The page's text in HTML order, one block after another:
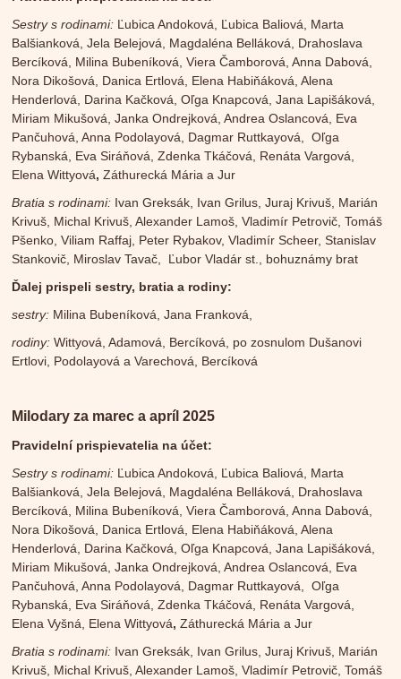
Sestry s rodinami: Ľubica Andoková, Ľubica Baliová, Marta
Balšianková, Jela Belejová, Magdaléna Belláková, Drahoslava
Bercíková, Milina Bubeníková, Viera Čamborová, Anna Dabová,
Nora Dikošová, Danica Ertlová, Elena Habiňáková, Alena
Henderlová, Darina Kačková, Oľga Knapcová, Jana Lapišáková,
Miriam Mikušová, Janka Ondrejková, Andrea Oslancová, Eva
Pančuhová, Anna Podolayová, Dagmar Ruttkayová, Oľga
Rybanská, Eva Siráňová, Zdenka Tkáčová, Renáta Vargová,
Elena Wittyová, Záthurecká Mária a Jur
Bratia s rodinami: Ivan Greksák, Ivan Grilus, Juraj Krivuš, Marián
Krivuš, Michal Krivuš, Alexander Lamoš, Vladimír Petrovič, Tomáš
Pšenko, Viliam Raffaj, Peter Rybakov, Vladimír Scheer, Stanislav
Stankovič, Miroslav Tavač, Ľubor Vladár st., bohuznámy brat
Ďalej prispeli sestry, bratia a rodiny:
sestry: Milina Bubeníková, Jana Franková,
rodiny: Wittyová, Adamová, Bercíková, po zosnulom Dušanovi
Ertlovi, Podolayová a Varechová, Bercíková
Milodary za marec a apríl 2025
Pravidelní prispievatelia na účet:
Sestry s rodinami: Ľubica Andoková, Ľubica Baliová, Marta
Balšianková, Jela Belejová, Magdaléna Belláková, Drahoslava
Bercíková, Milina Bubeníková, Viera Čamborová, Anna Dabová,
Nora Dikošová, Danica Ertlová, Elena Habiňáková, Alena
Henderlová, Darina Kačková, Oľga Knapcová, Jana Lapišáková,
Miriam Mikušová, Janka Ondrejková, Andrea Oslancová, Eva
Pančuhová, Anna Podolayová, Dagmar Ruttkayová, Oľga
Rybanská, Eva Siráňová, Zdenka Tkáčová, Renáta Vargová,
Elena Vyšná, Elena Wittyová, Záthurecká Mária a Jur
Bratia s rodinami: Ivan Greksák, Ivan Grilus, Juraj Krivuš, Marián
Krivuš, Michal Krivuš, Alexander Lamoš, Vladimír Petrovič, Tomáš